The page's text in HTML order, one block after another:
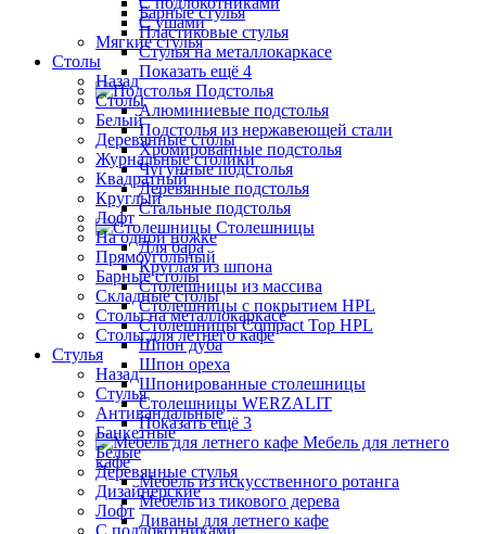
Барные стулья
Пластиковые стулья
Стулья на металлокаркасе
Показать ещё 4
Подстолья
Алюминиевые подстолья
Подстолья из нержавеющей стали
Хромированные подстолья
Чугунные подстолья
Деревянные подстолья
Стальные подстолья
Столешницы
Для бара
Круглая из шпона
Столешницы из массива
Столешницы с покрытием HPL
Столешницы Сompact Top HPL
Шпон дуба
Шпон ореха
Шпонированные столешницы
Столешницы WERZALIT
Показать ещё 3
Мебель для летнего
кафе
Мебель из искусственного ротанга
Мебель из тикового дерева
Диваны для летнего кафе
С ушами
Мягкие стулья
Столы
Назад
Столы
Белый
Деревянные столы
Журнальные столики
Квадратный
Круглый
Лофт
На одной ножке
Прямоугольный
Барные столы
Складные столы
Столы на металлокаркасе
Столы для летнего кафе
Стулья
Назад
Стулья
Антивандальные
Банкетные
Белые
Деревянные стулья
Дизайнерские
Лофт
С подлокотниками